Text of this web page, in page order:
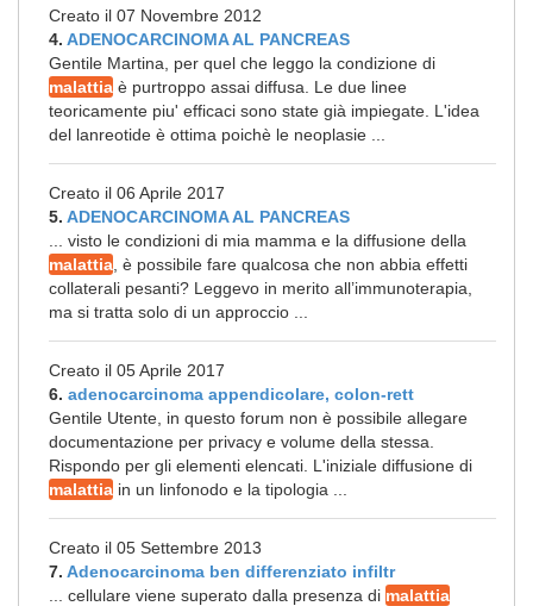
Creato il 07 Novembre 2012
4. ADENOCARCINOMA AL PANCREAS
Gentile Martina, per quel che leggo la condizione di
malattia è purtroppo assai diffusa. Le due linee
teoricamente piu' efficaci sono state già impiegate. L'idea
del lanreotide è ottima poichè le neoplasie ...
Creato il 06 Aprile 2017
5. ADENOCARCINOMA AL PANCREAS
... visto le condizioni di mia mamma e la diffusione della
malattia , è possibile fare qualcosa che non abbia effetti
collaterali pesanti? Leggevo in merito all’immunoterapia,
ma si tratta solo di un approccio ...
Creato il 05 Aprile 2017
6. adenocarcinoma appendicolare, colon-rett
Gentile Utente, in questo forum non è possibile allegare
documentazione per privacy e volume della stessa.
Rispondo per gli elementi elencati. L'iniziale diffusione di
malattia in un linfonodo e la tipologia ...
Creato il 05 Settembre 2013
7. Adenocarcinoma ben differenziato infiltr
... cellulare viene superato dalla presenza di malattia